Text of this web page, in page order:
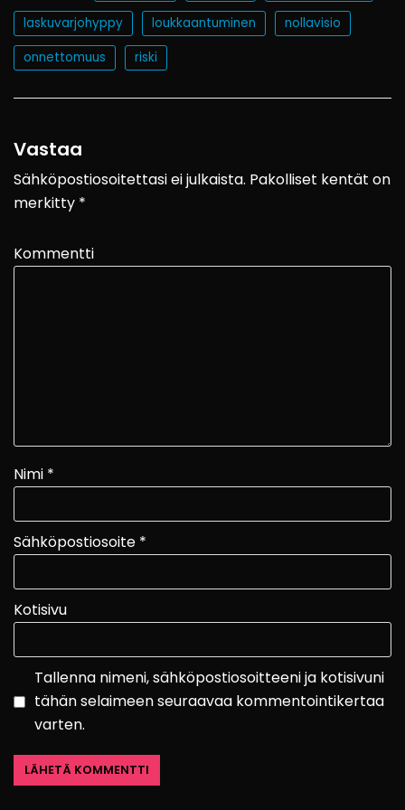
laskuvarjohyppy
loukkaantuminen
nollavisio
onnettomuus
riski
Vastaa
Sähköpostiosoitettasi ei julkaista. Pakolliset kentät on
merkitty *
Kommentti
Nimi *
Sähköpostiosoite *
Kotisivu
Tallenna nimeni, sähköpostiosoitteeni ja kotisivuni
tähän selaimeen seuraavaa kommentointikertaa
varten.